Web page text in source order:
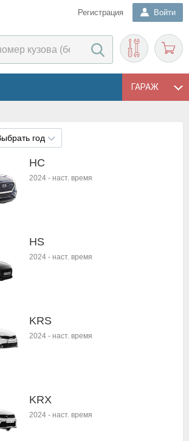
Регистрация Войти
ГАРАЖ
год
HC
2024 - наст. время
HS
2024 - наст. время
KRS
2024 - наст. время
KRX
2024 - наст. время